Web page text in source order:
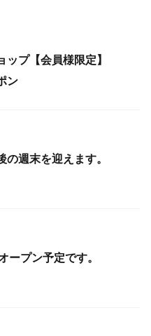
ップ【会員様限定】
ン
週末を迎えます。
プン予定です。